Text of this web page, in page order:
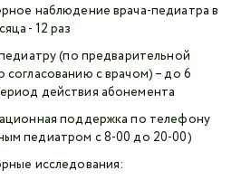
наблюдение врача-педиатра в
- 12 раз
(по предварительной
согласованию с врачом) – до 6
действия абонемента
поддержка по телефону
педиатром с 8-00 до 20-00)
исследования: